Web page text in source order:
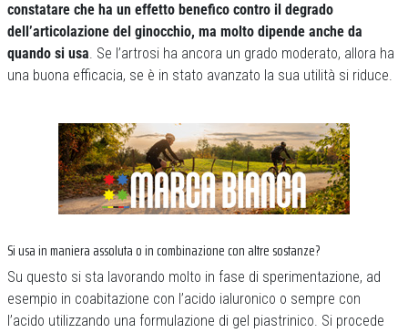
constatare che ha un effetto benefico contro il degrado
dell’articolazione del ginocchio, ma molto dipende anche da
quando si usa. Se l’artrosi ha ancora un grado moderato, allora ha
una buona efficacia, se è in stato avanzato la sua utilità si riduce.
Si usa in maniera assoluta o in combinazione con altre sostanze?
Su questo si sta lavorando molto in fase di sperimentazione, ad
esempio in coabitazione con l’acido ialuronico o sempre con
l’acido utilizzando una formulazione di gel piastrinico. Si procede